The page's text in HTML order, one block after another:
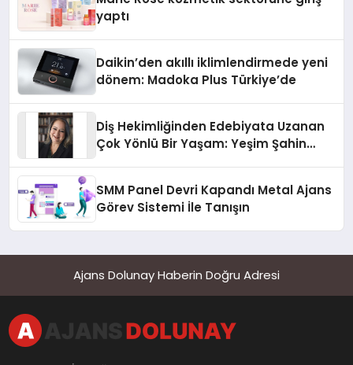
yaptı
Daikin’den akıllı iklimlendirmede yeni
dönem: Madoka Plus Türkiye’de
Diş Hekimliğinden Edebiyata Uzanan
Çok Yönlü Bir Yaşam: Yeşim Şahin
SMM Panel Devri Kapandı Metal Ajans
Görev Sistemi İle Tanışın
Ajans Dolunay Haberin Doğru Adresi